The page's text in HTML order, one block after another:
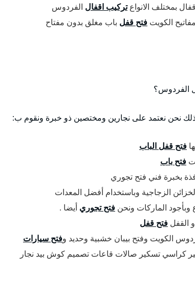
بمختلف الانواعتركيب اقفال الفردوس
الكويت فتح قفل باب مغلق بدون مفتاح
الفردوس؟
نحن نعتمد على نجارين ومختصين ذو خبرة ونقوم ب:
فتح قفل الباب
فتح باب
بخبرة فني فتح تجوري
الزجاجية وباستخدام أفضل المعدات
وبأجود الماركات ونحن فتح تجوري أيضا .
القفل فتح قفل
الكويت وفتح بيبان خشبية وحديد وفتح سيارات
كراسي تسكير صالات قاعات تصميم كوش بيد نجار